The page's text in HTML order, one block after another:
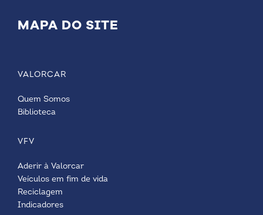
MAPA DO SITE
VALORCAR
Quem Somos
Biblioteca
VFV
Aderir à Valorcar
Veículos em fim de vida
Reciclagem
Indicadores